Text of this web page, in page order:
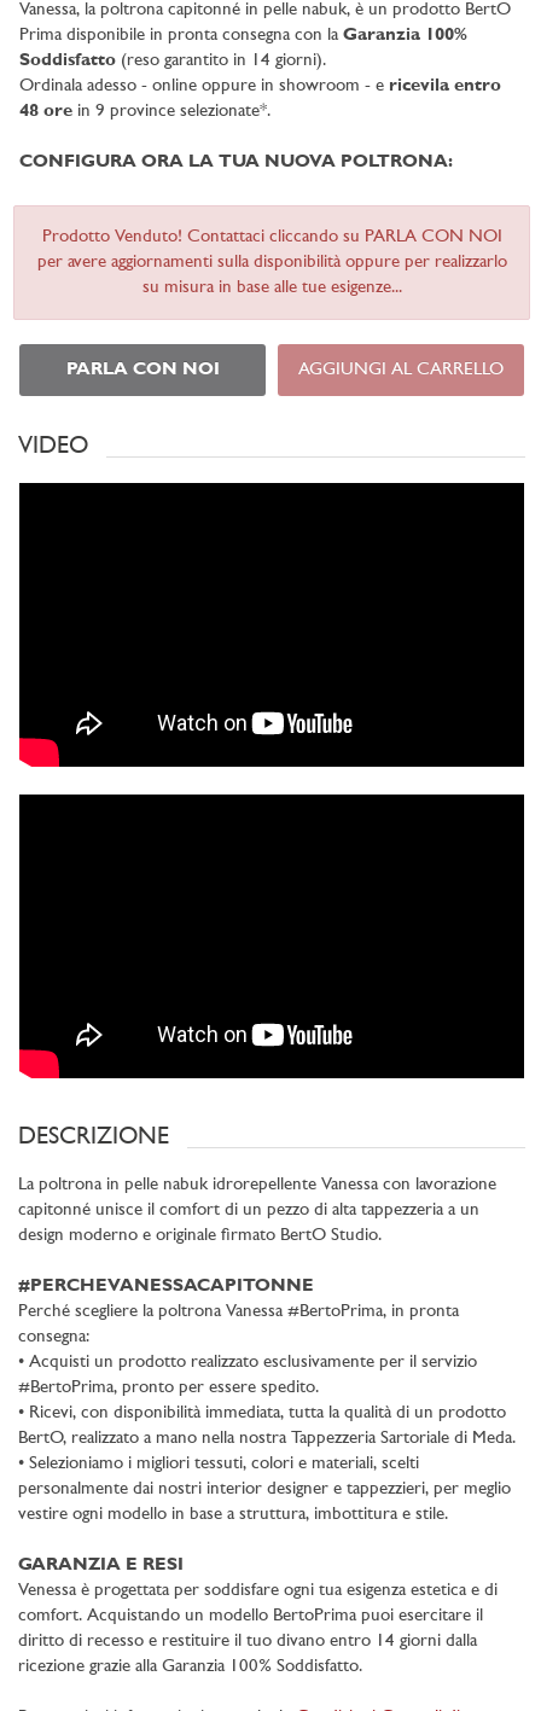
Vanessa, la poltrona capitonné in pelle nabuk, è un prodotto BertO
Prima disponibile in pronta consegna con la Garanzia 100%
Soddisfatto (reso garantito in 14 giorni).
Ordinala adesso - online oppure in showroom - e ricevila entro
48 ore in 9 province selezionate*.
CONFIGURA ORA LA TUA NUOVA POLTRONA:
Prodotto Venduto! Contattaci cliccando su PARLA CON NOI
per avere aggiornamenti sulla disponibilità oppure per realizzarlo
su misura in base alle tue esigenze...
PARLA CON NOI AGGIUNGI AL CARRELLO
VIDEO
DESCRIZIONE
La poltrona in pelle nabuk idrorepellente Vanessa con lavorazione
capitonné unisce il comfort di un pezzo di alta tappezzeria a un
design moderno e originale firmato BertO Studio.
#PERCHEVANESSACAPITONNE
Perché scegliere la poltrona Vanessa #BertoPrima, in pronta
consegna:
• Acquisti un prodotto realizzato esclusivamente per il servizio
#BertoPrima, pronto per essere spedito.
• Ricevi, con disponibilità immediata, tutta la qualità di un prodotto
BertO, realizzato a mano nella nostra Tappezzeria Sartoriale di Meda.
• Selezioniamo i migliori tessuti, colori e materiali, scelti
personalmente dai nostri interior designer e tappezzieri, per meglio
vestire ogni modello in base a struttura, imbottitura e stile.
GARANZIA E RESI
Venessa è progettata per soddisfare ogni tua esigenza estetica e di
comfort. Acquistando un modello BertoPrima puoi esercitare il
diritto di recesso e restituire il tuo divano entro 14 giorni dalla
ricezione grazie alla Garanzia 100% Soddisfatto.